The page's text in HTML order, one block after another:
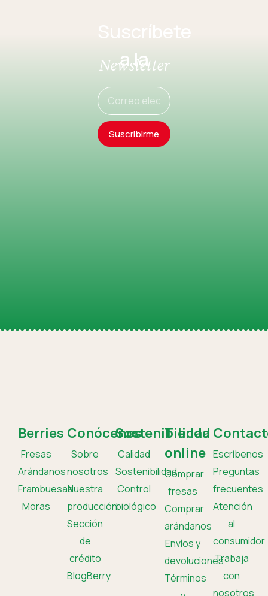
Suscríbete
a la
Newsletter
Suscribirme
Berries
Fresas
Arándanos
Frambuesas
Moras
Conócenos
Sobre
nosotros
Nuestra
producción
Sección
de
crédito
BlogBerry
Sostenibilidad
Calidad
Sostenibilidad
Control
biológico
Tienda
online
Comprar
fresas
Comprar
arándanos
Envíos y
devoluciones
Términos
Escríbenos
Preguntas
frecuentes
Atención
al
consumidor
Trabaja
con
nosotros